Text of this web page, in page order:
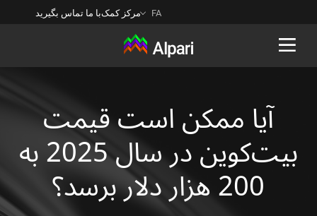
FA مرکز کمکبا ما تماس بگیرید
آیا ممکن است قیمت
بیت‌کوین در سال 2025 به
200 هزار دلار برسد؟